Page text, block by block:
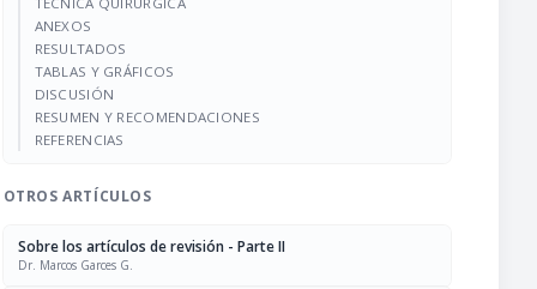
ANEXOS
RESULTADOS
TABLAS Y GRÁFICOS
DISCUSIÓN
RESUMEN Y RECOMENDACIONES
REFERENCIAS
OTROS ARTÍCULOS
Sobre los artículos de revisión - Parte II
Dr. Marcos Garces G.